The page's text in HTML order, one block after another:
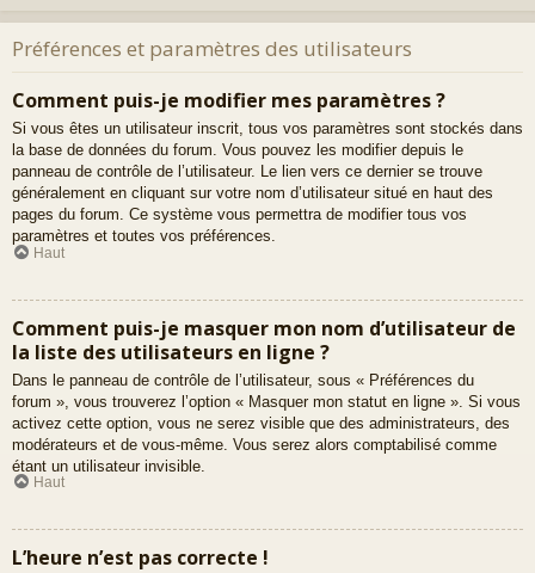
Préférences et paramètres des utilisateurs
Comment puis-je modifier mes paramètres ?
Si vous êtes un utilisateur inscrit, tous vos paramètres sont stockés dans
la base de données du forum. Vous pouvez les modifier depuis le
panneau de contrôle de l’utilisateur. Le lien vers ce dernier se trouve
généralement en cliquant sur votre nom d’utilisateur situé en haut des
pages du forum. Ce système vous permettra de modifier tous vos
paramètres et toutes vos préférences.
Haut
Comment puis-je masquer mon nom d’utilisateur de
la liste des utilisateurs en ligne ?
Dans le panneau de contrôle de l’utilisateur, sous « Préférences du
forum », vous trouverez l’option « Masquer mon statut en ligne ». Si vous
activez cette option, vous ne serez visible que des administrateurs, des
modérateurs et de vous-même. Vous serez alors comptabilisé comme
étant un utilisateur invisible.
Haut
L’heure n’est pas correcte !